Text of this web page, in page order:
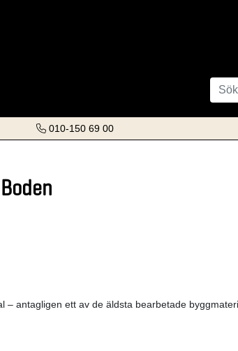
010-150 69 00
– antagligen ett av de äldsta bearbetade